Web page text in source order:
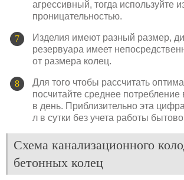
агрессивный, тогда используйте
проницательностью.
Изделия имеют разный размер,
резервуара имеет
от размера колец.
Для того чтобы рассчитать
посчитайте среднее
в день. Приблизительно эта
л в сутки без учета работы
Схема канализационного
бетонных колец